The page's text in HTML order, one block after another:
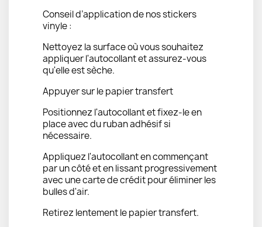
Conseil d’application de nos stickers
vinyle :
Nettoyez la surface où vous souhaitez
appliquer l'autocollant et assurez-vous
qu'elle est sèche.
Appuyer sur le papier transfert
Positionnez l'autocollant et fixez-le en
place avec du ruban adhésif si
nécessaire.
Appliquez l'autocollant en commençant
par un côté et en lissant progressivement
avec une carte de crédit pour éliminer les
bulles d'air.
Retirez lentement le papier transfert.